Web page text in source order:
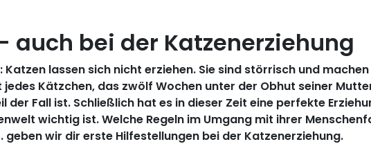
auch bei der Katzenerziehung
lassen sich nicht erziehen. Sie sind störrisch und
Kätzchen, das zwölf Wochen unter der Obhut seiner
Fall ist. Schließlich hat es in dieser Zeit eine perfekte
wichtig ist. Welche Regeln im Umgang mit ihrer
geben wir dir erste Hilfestellungen bei der Katzenerziehung.